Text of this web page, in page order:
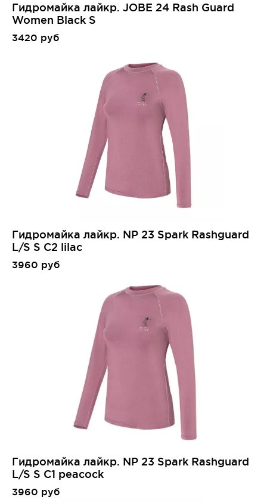
Гидромайка лайкр. JOBE 24 Rash Guard
Women Black S
3420 руб
Гидромайка лайкр. NP 23 Spark Rashguard
L/S S C2 lilac
3960 руб
Гидромайка лайкр. NP 23 Spark Rashguard
L/S S C1 peacock
3960 руб